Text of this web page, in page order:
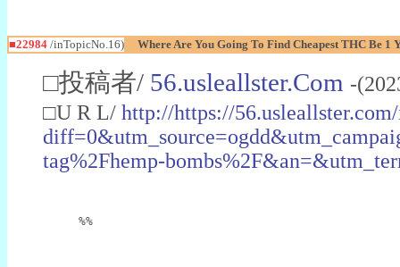
■22984 /inTopicNo.16) Where Are You Going To Find Cheapest THC Be 1
□投稿者/ 56.usleallster.Com -
□U R L/ http://https://
tag%2Fhemp-
%%